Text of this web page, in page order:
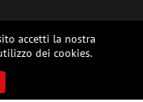
accetti la nostra
dei cookies.
rocket shop, high power
building parts.. Tutti i diritti